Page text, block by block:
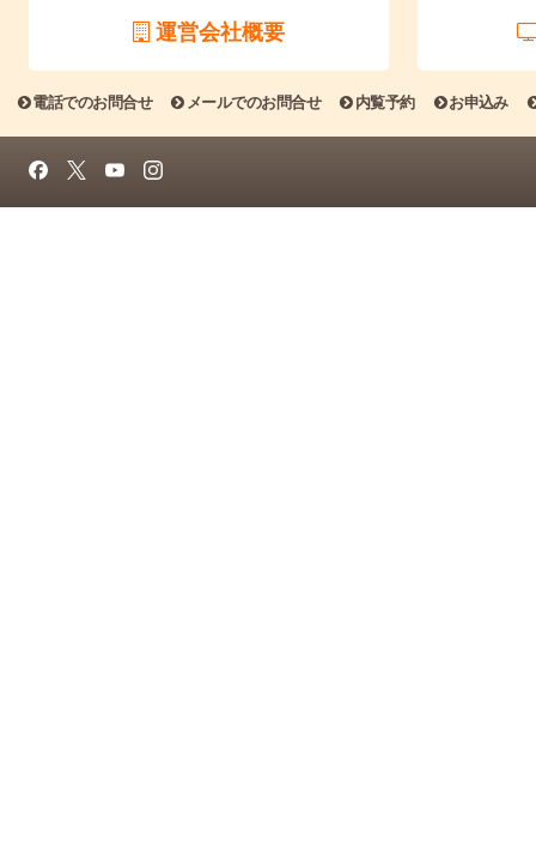
運営会社概要
電話でのお問合せ メールでのお問合せ 内覧予約 お申込み